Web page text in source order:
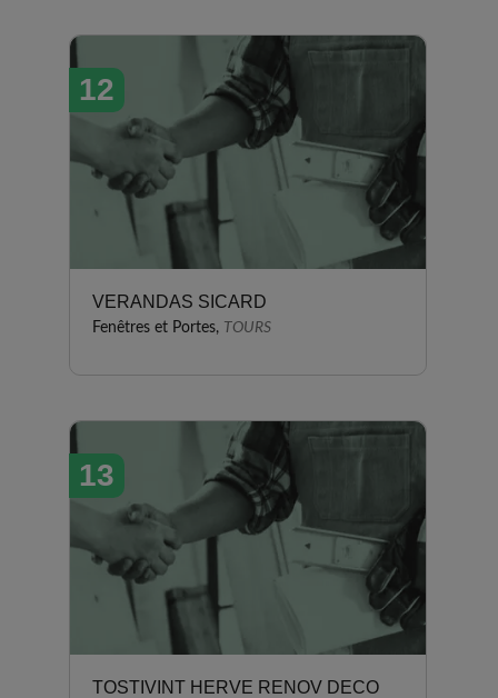
12
VERANDAS SICARD
Fenêtres et Portes, TOURS
13
TOSTIVINT HERVE RENOV DECO